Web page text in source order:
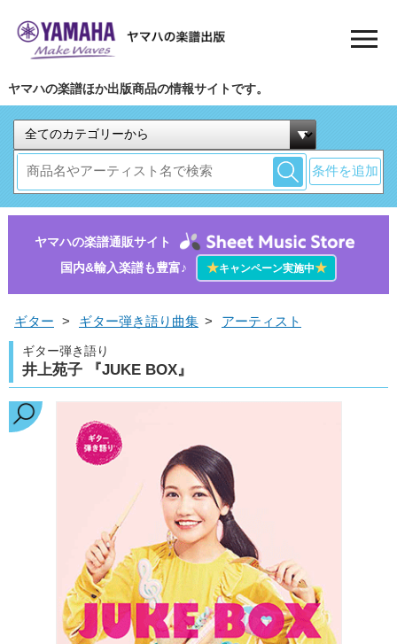
ヤマハの楽譜ほか出版商品の情報サイトです。
条件を追加
ヤマハの楽譜通販サイト
国内&輸入楽譜も豊富♪
★キャンペーン実施中★
ギター > ギター弾き語り曲集 > アーティスト
ギター弾き語り
井上苑子 『JUKE BOX』